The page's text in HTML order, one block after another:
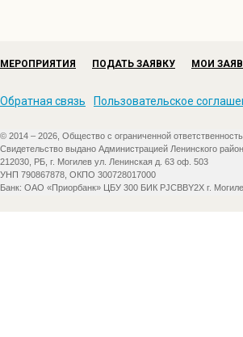
МЕРОПРИЯТИЯ ПОДАТЬ ЗАЯВКУ МОИ
Обратная связь Пользовательское
© 2014 – 2026, Общество с ограниченной
Свидетельство выдано Администрацией Ленинского
212030, РБ, г. Могилев ул. Ленинская д. 63 оф. 503
УНП 790867878, ОКПО 300728017000
Банк: ОАО «Приорбанк» ЦБУ 300 БИК PJCBBY2X г.